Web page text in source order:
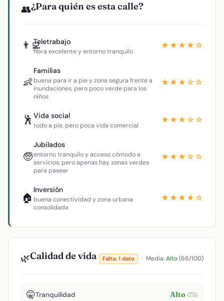
👥¿Para quién es esta calle?
👨‍💻Teletrabajo
fibra excelente y entorno tranquilo
★★★★☆
👶
Familias
buena para ir a pie y zona segura frente a
inundaciones, pero poco verde para los
niños
★★★☆☆
🕺 Vida social
todo a pie, pero poca vida comercial
★★★☆☆
🧓
Jubilados
entorno tranquilo y acceso cómodo a
servicios, pero apenas hay zonas verdes
para pasear
★★★☆☆
🏠
Inversión
buena conectividad y zona urbana
consolidada
★★★★☆
🌿Calidad de vida Falta: 1 dato · Media:Alto(66/100)
🤫Tranquilidad Alto (75)